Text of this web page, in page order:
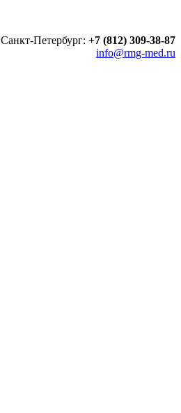
Санкт-Петербург: +7 (812) 309-38-87
info@rmg-med.ru